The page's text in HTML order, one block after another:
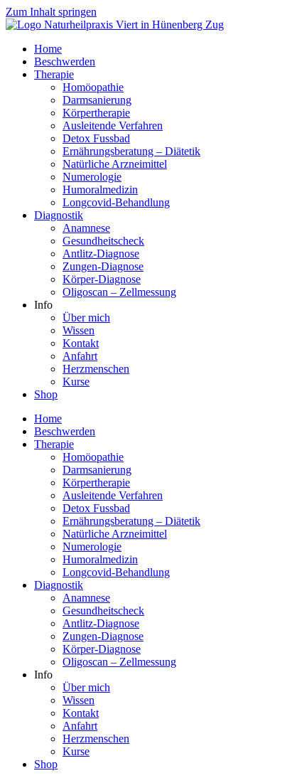
Zum Inhalt springen
Home
Beschwerden
Therapie
Homöopathie
Darmsanierung
Körpertherapie
Ausleitende Verfahren
Detox Fussbad
Ernährungsberatung – Diätetik
Natürliche Arzneimittel
Numerologie
Humoralmedizin
Longcovid-Behandlung
Diagnostik
Anamnese
Gesundheitscheck
Antlitz-Diagnose
Zungen-Diagnose
Körper-Diagnose
Oligoscan – Zellmessung
Info
Über mich
Wissen
Kontakt
Anfahrt
Herzmenschen
Kurse
Shop
Home
Beschwerden
Therapie
Homöopathie
Darmsanierung
Körpertherapie
Ausleitende Verfahren
Detox Fussbad
Ernährungsberatung – Diätetik
Natürliche Arzneimittel
Numerologie
Humoralmedizin
Longcovid-Behandlung
Diagnostik
Anamnese
Gesundheitscheck
Antlitz-Diagnose
Zungen-Diagnose
Körper-Diagnose
Oligoscan – Zellmessung
Info
Über mich
Wissen
Kontakt
Anfahrt
Herzmenschen
Kurse
Shop